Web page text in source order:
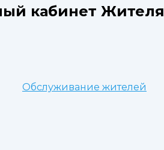
кабинет Жителя
Обслуживание жителей